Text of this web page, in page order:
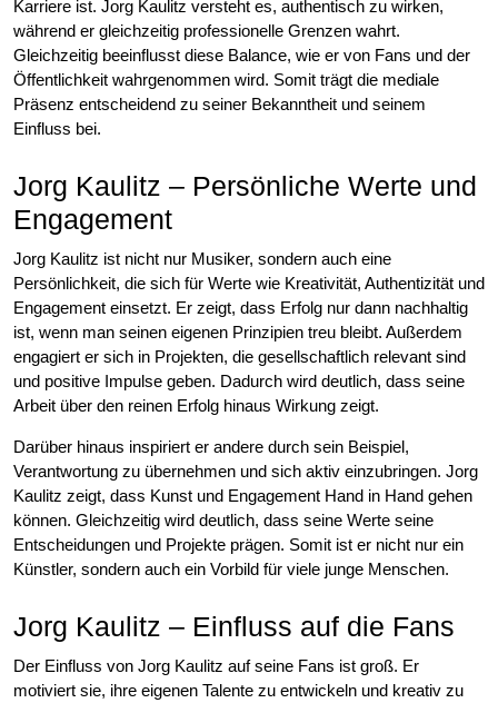
Karriere ist. Jorg Kaulitz versteht es, authentisch zu wirken,
während er gleichzeitig professionelle Grenzen wahrt.
Gleichzeitig beeinflusst diese Balance, wie er von Fans und der
Öffentlichkeit wahrgenommen wird. Somit trägt die mediale
Präsenz entscheidend zu seiner Bekanntheit und seinem
Einfluss bei.
Jorg Kaulitz – Persönliche Werte und
Engagement
Jorg Kaulitz ist nicht nur Musiker, sondern auch eine
Persönlichkeit, die sich für Werte wie Kreativität, Authentizität und
Engagement einsetzt. Er zeigt, dass Erfolg nur dann nachhaltig
ist, wenn man seinen eigenen Prinzipien treu bleibt. Außerdem
engagiert er sich in Projekten, die gesellschaftlich relevant sind
und positive Impulse geben. Dadurch wird deutlich, dass seine
Arbeit über den reinen Erfolg hinaus Wirkung zeigt.
Darüber hinaus inspiriert er andere durch sein Beispiel,
Verantwortung zu übernehmen und sich aktiv einzubringen. Jorg
Kaulitz zeigt, dass Kunst und Engagement Hand in Hand gehen
können. Gleichzeitig wird deutlich, dass seine Werte seine
Entscheidungen und Projekte prägen. Somit ist er nicht nur ein
Künstler, sondern auch ein Vorbild für viele junge Menschen.
Jorg Kaulitz – Einfluss auf die Fans
Der Einfluss von Jorg Kaulitz auf seine Fans ist groß. Er
motiviert sie, ihre eigenen Talente zu entwickeln und kreativ zu